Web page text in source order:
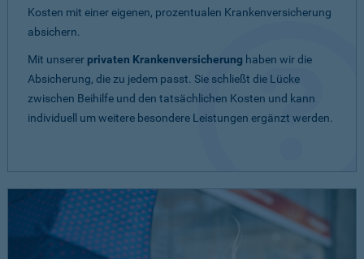
Kosten mit einer eigenen, prozentualen Krankenversicherung
absichern.
Mit unserer privaten Krankenversicherung haben wir die
Absicherung, die zu jedem passt. Sie schließt die Lücke
zwischen Beihilfe und den tatsächlichen Kosten und kann
individuell um weitere besondere Leistungen ergänzt werden.